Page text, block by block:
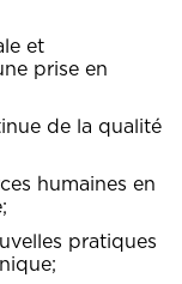
et
prise en
de la qualité
humaines en
pratiques